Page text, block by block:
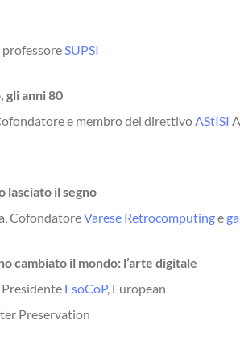
professore SUPSI
gli anni 80
e membro del direttivo AStISI
lasciato il segno
CofondatoreVarese Retrocomputinge
cambiato il mondo: l’arte digitale
Presidente EsoCoP, European
Preservation